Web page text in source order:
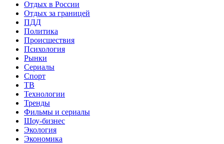
Отдых в России
Отдых за границей
ПДД
Политика
Происшествия
Психология
Рынки
Сериалы
Спорт
ТВ
Технологии
Тренды
Фильмы и сериалы
Шоу-бизнес
Экология
Экономика